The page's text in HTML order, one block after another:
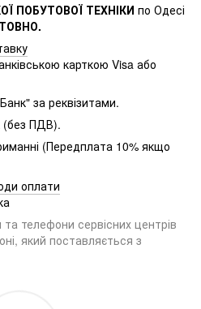
ПОБУТОВОЇ ТЕХНІКИ по Одесі
карткою Visa або
за реквізитами.
(без ПДВ).
(Передплата 10% якщо
оплати
телефони сервісних центрів
який поставляється з